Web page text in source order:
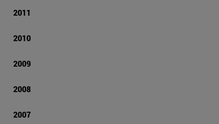
2011
2010
2009
2008
2007